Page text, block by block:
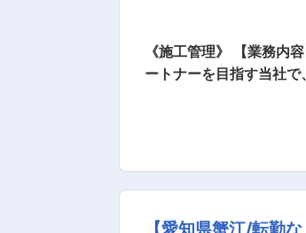
■
《施工管理》 【業務内容】 当社は大阪を拠点に全国へ進出している、創業14年目のハウスメーカーです。 理想の家づくりにおけるベストパ
ートナーを目指す当社
からお引き渡しまでの
ていきます。 「お客様
■はたらく環境： 2010
【愛知県蟹江/転勤